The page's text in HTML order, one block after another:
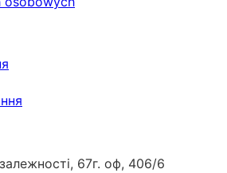
67г. оф, 406/6